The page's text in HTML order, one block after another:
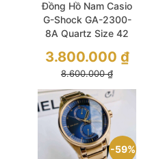
Đồng Hồ Nam Casio
G-Shock GA-2300-
8A Quartz Size 42
8.600.000₫
3.800.000 ₫
59%